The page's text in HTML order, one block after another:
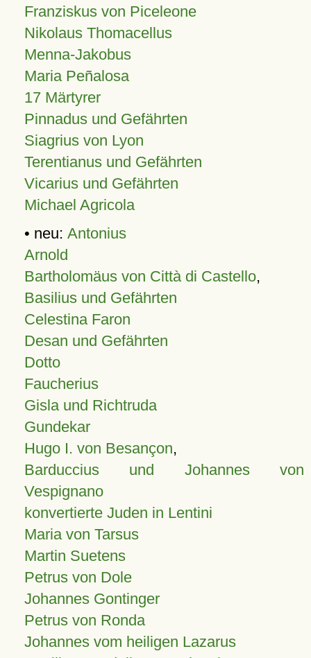
Franziskus von Piceleone
Nikolaus Thomacellus
Menna-Jakobus
Maria Peñalosa
17 Märtyrer
Pinnadus und Gefährten
Siagrius von Lyon
Terentianus und Gefährten
Vicarius und Gefährten
Michael Agricola
• neu: Antonius
Arnold
Bartholomäus von Città di Castello,
Basilius und Gefährten
Celestina Faron
Desan und Gefährten
Dotto
Faucherius
Gisla und Richtruda
Gundekar
Hugo I. von Besançon,
Barduccius und Johannes von
Vespignano
konvertierte Juden in Lentini
Maria von Tarsus
Martin Suetens
Petrus von Dole
Johannes Gontinger
Petrus von Ronda
Johannes vom heiligen Lazarus